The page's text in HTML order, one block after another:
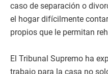
caso de separación o
el hogar difícilmente
propios que le permitan
El Tribunal Supremo ha
trabajo para la casa no